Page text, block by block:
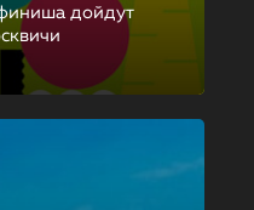
дойдут